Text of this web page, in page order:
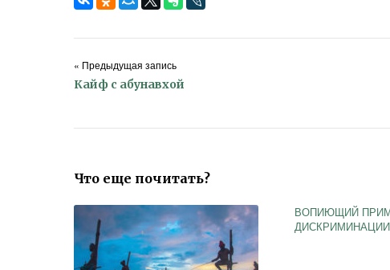
« Предыдущая запись
Кайф с абунавхой
Что еще почитать?
ВОПИЮЩИЙ